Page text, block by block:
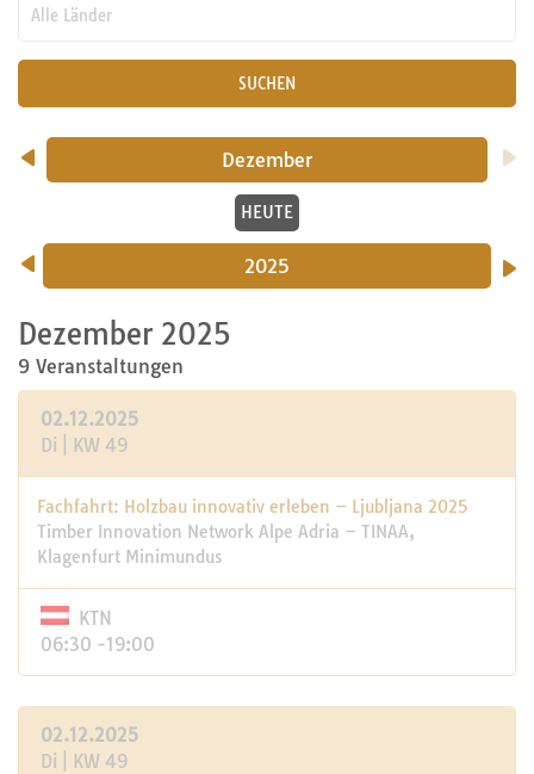
SUCHEN
Dezember
HEUTE
2025
Dezember 2025
9 Veranstaltungen
02.12.2025
Di | KW 49
Fachfahrt: Holzbau innovativ erleben – Ljubljana 2025
Timber Innovation Network Alpe Adria – TINAA,
Klagenfurt Minimundus
KTN
06:30 -19:00
02.12.2025
Di | KW 49